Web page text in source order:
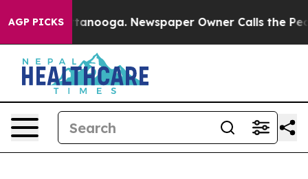
AGP PICKS
in Chattanooga. Newspaper Owner Calls the